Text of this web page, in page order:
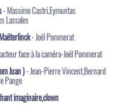
- Massimo Castri,Eymuntas
Lassales
- Joël Pommerat
face à la caméra-Joël Pommerat
Juan )- Jean-Pierre Vincent,Bernard
Pange
imaginaire,clown